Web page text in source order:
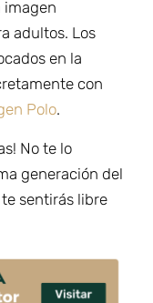
imagen
adultos. Los
en la
con
Polo.
No te lo
generación del
sentirás libre